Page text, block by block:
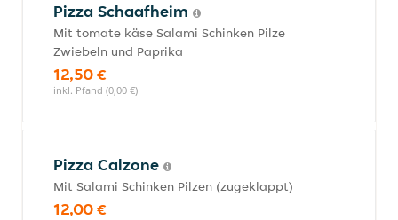
Pizza Schaafheim
Mit tomate käse Salami Schinken Pilze
Zwiebeln und Paprika
12,50 €
inkl. Pfand (0,00 €)
Pizza Calzone
Mit Salami Schinken Pilzen (zugeklappt)
12,00 €